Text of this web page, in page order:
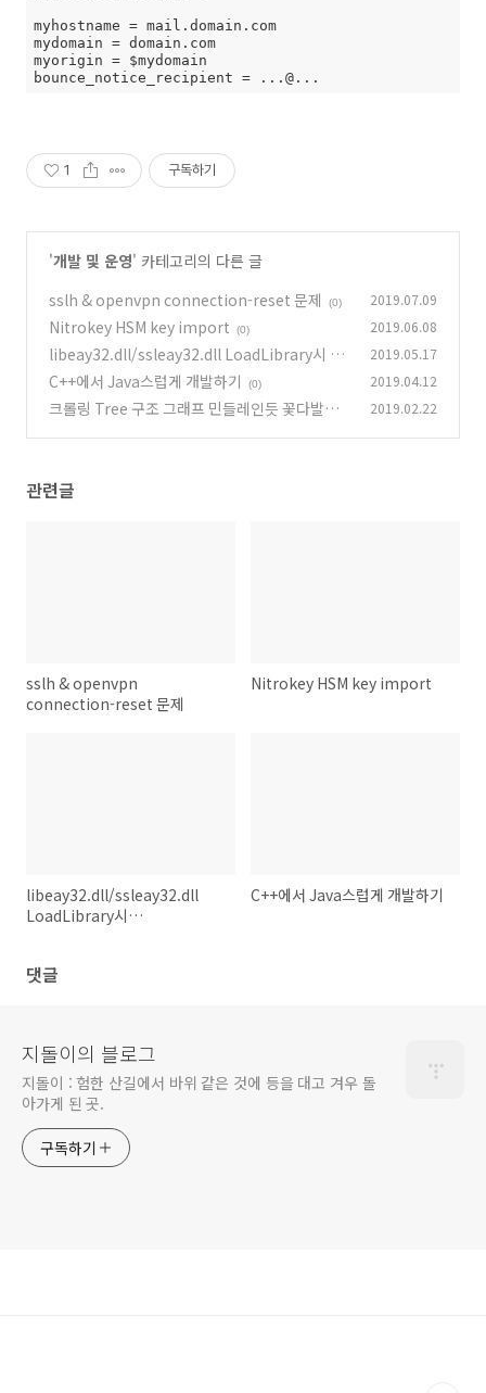
myhostname = mail.domain.com
mydomain = domain.com
myorigin = $mydomain
bounce_notice_recipient = ...@...
1 구독하기
'개발 및 운영' 카테고리의 다른 글
sslh & openvpn connection-reset 문제
(0) 2019.07.09
Nitrokey HSM key import (0) 2019.06.08
libeay32.dll/ssleay32.dll LoadLibrary시 ER
ROR_INVALID_ADDRESS(487)오류나는 경우
(0)
2019.05.17
C++에서 Java스럽게 개발하기 (0) 2019.04.12
크롤링 Tree 구조 그래프 민들레인듯 꽃다발인
2019.02.22
관련글
sslh & openvpn
connection-reset 문제
Nitrokey HSM key import
libeay32.dll/ssleay32.dll
LoadLibrary시
C++에서 Java스럽게 개발하기
댓글
지돌이의 블로그
지돌이 : 험한 산길에서 바위 같은 것에 등을 대고 겨우 돌
아가게 된 곳.
구독하기